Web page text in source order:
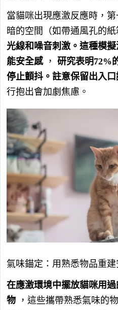
當貓咪出現應激反應時，
暗的空間（如帶通風孔的
光線和噪音刺激。這種模
能安全感 ， 研究表明72%
停止顫抖。註意保留出入
行抱出會加劇焦慮。
氣味錨定：用熟悉物品重
在應激環境中擺放貓咪用
物 ，這些攜帶熟悉氣味的